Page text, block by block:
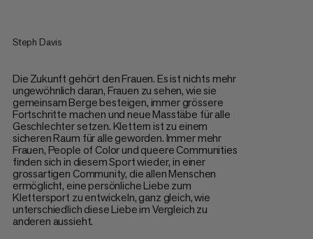
Steph Davis
Die Zukunft gehört den Frauen. Es ist nichts mehr
ungewöhnlich daran, Frauen zu sehen, wie sie
gemeinsam Berge besteigen, immer grössere
Fortschritte machen und neue Masstäbe für alle
Geschlechter setzen. Klettern ist zu einem
sicheren Raum für alle geworden. Immer mehr
Frauen, People of Color und queere Communities
finden sich in diesem Sport wieder, in einer
grossartigen Community, die allen Menschen
ermöglicht, eine persönliche Liebe zum
Klettersport zu entwickeln, ganz gleich, wie
unterschiedlich diese Liebe im Vergleich zu
anderen aussieht.